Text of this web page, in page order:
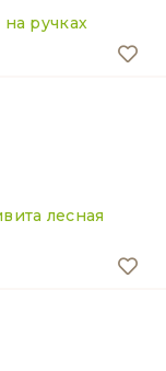
ручках
лесная